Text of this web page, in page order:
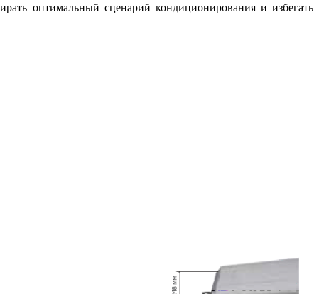
оптимальный сценарий кондиционирования и избегать